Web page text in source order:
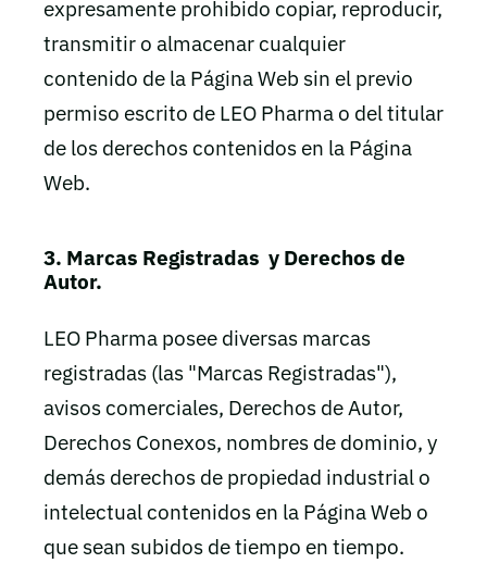
expresamente prohibido copiar, reproducir,
transmitir o almacenar cualquier
contenido de la Página Web sin el previo
permiso escrito de LEO Pharma o del titular
de los derechos contenidos en la Página
Web.
3. Marcas Registradas y Derechos de
Autor.
LEO Pharma posee diversas marcas
registradas (las "Marcas Registradas"),
avisos comerciales, Derechos de Autor,
Derechos Conexos, nombres de dominio, y
demás derechos de propiedad industrial o
intelectual contenidos en la Página Web o
que sean subidos de tiempo en tiempo.